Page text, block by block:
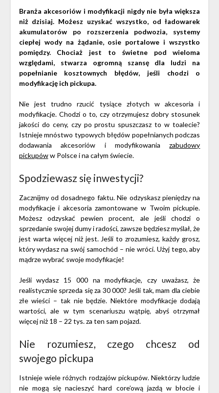
Branża akcesoriów i modyfikacji nigdy nie była większa
niż dzisiaj. Możesz uzyskać wszystko, od ładowarek
akumulatorów po rozszerzenia podwozia, systemy
ciepłej wody na żądanie, osie portalowe i wszystko
pomiędzy. Chociaż jest to świetne pod wieloma
względami, stwarza ogromną szansę dla ludzi na
popełnianie kosztownych błędów, jeśli chodzi o
modyfikację ich pickupa.
Nie jest trudno rzucić tysiące złotych w akcesoria i
modyfikacje. Chodzi o to, czy otrzymujesz dobry stosunek
jakości do ceny, czy po prostu spuszczasz to w toalecie?
Istnieje mnóstwo typowych błędów popełnianych podczas
dodawania akcesoriów i modyfikowaniazabudowy
pickupóww Polsce i na całym świecie.
Spodziewasz się inwestycji?
Zacznijmy od dosadnego faktu. Nie odzyskasz pieniędzy na
modyfikacje i akcesoria zamontowane w Twoim pickupie.
Możesz odzyskać pewien procent, ale jeśli chodzi o
sprzedanie swojej dumy i radości, zawsze będziesz myślał, że
jest warta więcej niż jest. Jeśli to zrozumiesz, każdy grosz,
który wydasz na swój samochód – nie wróci. Użyj tego, aby
mądrze wybrać swoje modyfikacje!
Jeśli wydasz 15 000 na modyfikacje, czy uważasz, że
realistycznie sprzeda się za 30 000? Jeśli tak, mam dla ciebie
złe wieści – tak nie będzie. Niektóre modyfikacje dodają
wartości, ale w tym scenariuszu wątpię, abyś otrzymał
więcej niż 18 – 22 tys. za ten sam pojazd.
Nie rozumiesz, czego chcesz od
swojego pickupa
Istnieje wiele różnych rodzajów pickupów. Niektórzy ludzie
nie mogą się nacieszyć hard core’ową jazdą w błocie i